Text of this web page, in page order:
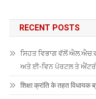
RECENT POSTS
ਸਿਹਤ ਵਿਭਾਗ ਵੱਲੋਂ
ਅਤੇ ਈ-ਵਿਨ ਪੋਰਟਲ ਤੇ
शिक्षा क्रांति के तहत विधायक